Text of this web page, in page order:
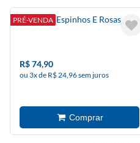
PRÉ-VENDA
Corte De Espinhos E Rosas 6
R$ 74,90
ou 3x de R$ 24,96 sem juros